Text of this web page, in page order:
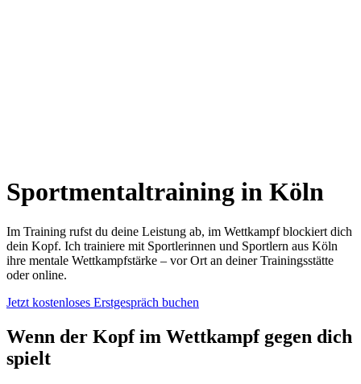
Sportmentaltraining in Köln
Im Training rufst du deine Leistung ab, im Wettkampf blockiert dich
dein Kopf. Ich trainiere mit Sportlerinnen und Sportlern aus Köln
ihre mentale Wettkampfstärke – vor Ort an deiner Trainingsstätte
oder online.
Jetzt kostenloses Erstgespräch buchen
Wenn der Kopf im Wettkampf gegen dich
spielt